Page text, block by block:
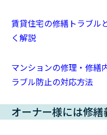
賃貸住宅の修繕トラブル
く解説
マンションの修理・修繕
ラブル防止の対応方法
オーナー様には修繕